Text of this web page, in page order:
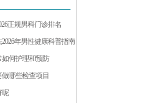
正规男科门诊排名
年男性健康科普指南
何护理和预防
哪些检查项目
呢